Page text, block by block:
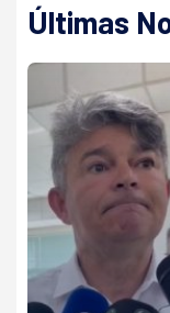
Últimas